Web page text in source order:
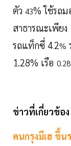
ตัว 43% ใช้รถ
สาธารณะเพียง
รถแท็กซี่ 4.2%
1.28% เรือ
ข่าวที่เกี่ยวข้อง
คนกรุงมีเฮ ขึ้น